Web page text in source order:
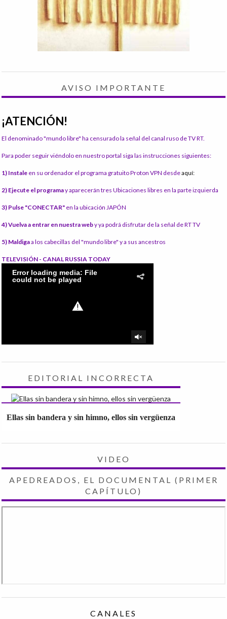
AVISO IMPORTANTE
¡ATENCIÓN!
El denominado "mundo libre" ha censurado la señal del canal ruso de TV RT.
Para poder seguir viéndolo en nuestro portal siga las instrucciones siguientes:
1) Instale en su ordenador el programa gratuito Proton VPN desdeaquí:
2) Ejecute el programay aparecerán tres Ubicaciones libres en la parte izquierda
3) Pulse "CONECTAR" en la ubicación JAPÓN
4) Vuelva a entrar en nuestra weby ya podrá disfrutar de la señal de RT TV
5) Maldigaa los cabecillas del "mundo libre" y a sus ancestros
TELEVISIÓN - CANAL RUSSIA TODAY
EDITORIAL INCORRECTA
Ellas sin bandera y sin himno, ellos sin vergüenza
VIDEO
APEDREADOS, EL DOCUMENTAL (PRIMER
CAPÍTULO)
CANALES